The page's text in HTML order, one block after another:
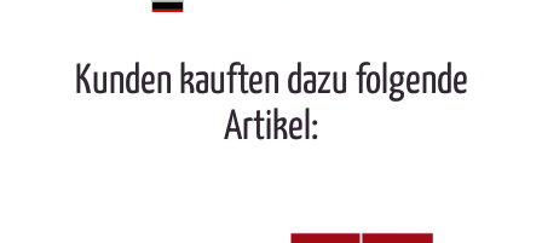
Kunden kauften dazu folgende
Artikel: